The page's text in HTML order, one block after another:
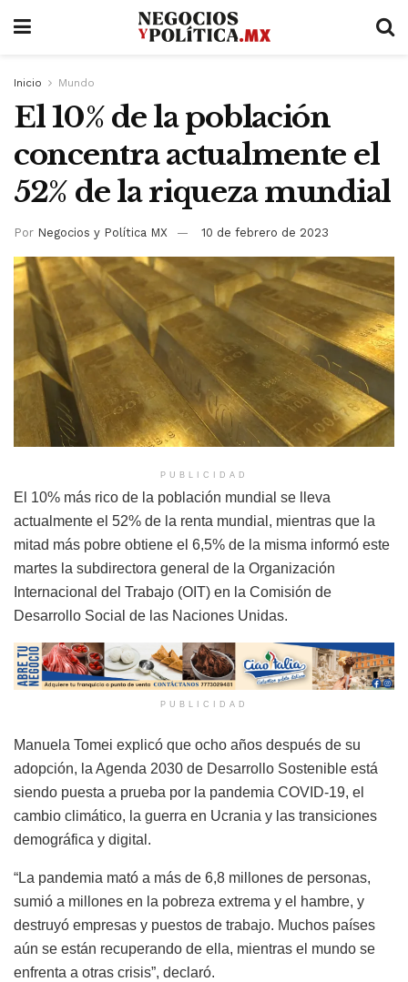
Inicio Mundo
El 10% de la población
concentra actualmente el
52% de la riqueza mundial
Por Negocios y Política MX 10 de febrero de 2023
PUBLICIDAD
El 10% más rico de la población mundial se lleva
actualmente el 52% de la renta mundial, mientras que la
mitad más pobre obtiene el 6,5% de la misma informó este
martes la subdirectora general de la Organización
Internacional del Trabajo (OIT) en la Comisión de
Desarrollo Social de las Naciones Unidas.
PUBLICIDAD
Manuela Tomei explicó que ocho años después de su
adopción, la Agenda 2030 de Desarrollo Sostenible está
siendo puesta a prueba por la pandemia COVID-19, el
cambio climático, la guerra en Ucrania y las transiciones
demográfica y digital.
“La pandemia mató a más de 6,8 millones de personas,
sumió a millones en la pobreza extrema y el hambre, y
destruyó empresas y puestos de trabajo. Muchos países
aún se están recuperando de ella, mientras el mundo se
enfrenta a otras crisis”, declaró.